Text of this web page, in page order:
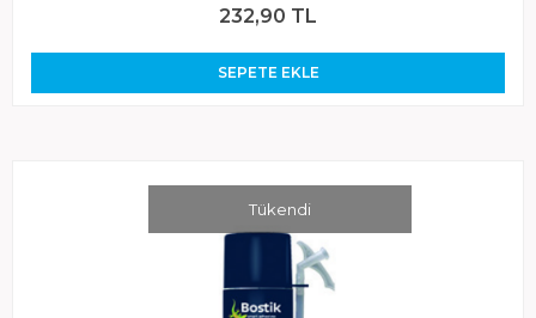
232,90 TL
SEPETE EKLE
Tükendi